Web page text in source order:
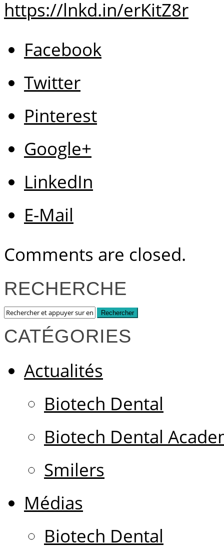
https://lnkd.in/erKitZ8r
Facebook
Twitter
Pinterest
Google+
LinkedIn
E-Mail
Comments are closed.
RECHERCHE
CATÉGORIES
Actualités
Biotech Dental
Biotech Dental
Smilers
Médias
Biotech Dental